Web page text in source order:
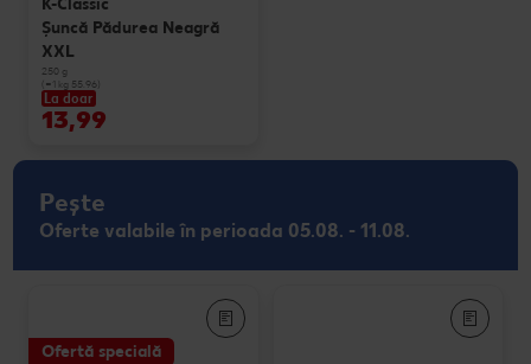
Şuncă Pădurea Neagră
XXL
250 g
(=1 kg 55.96)
La doar
13,99
Pește
Oferte valabile în perioada 05.08. - 11.08.
Ofertă specială